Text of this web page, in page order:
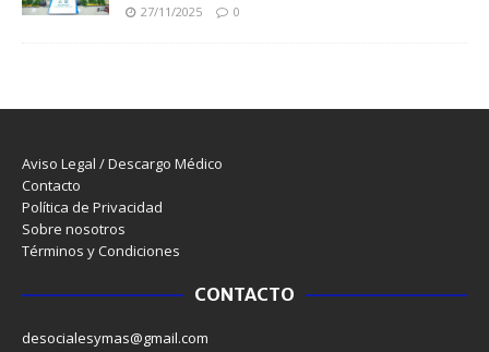
27/11/2025 0
Aviso Legal / Descargo Médico
Contacto
Política de Privacidad
Sobre nosotros
Términos y Condiciones
CONTACTO
desocialesymas@gmail.com